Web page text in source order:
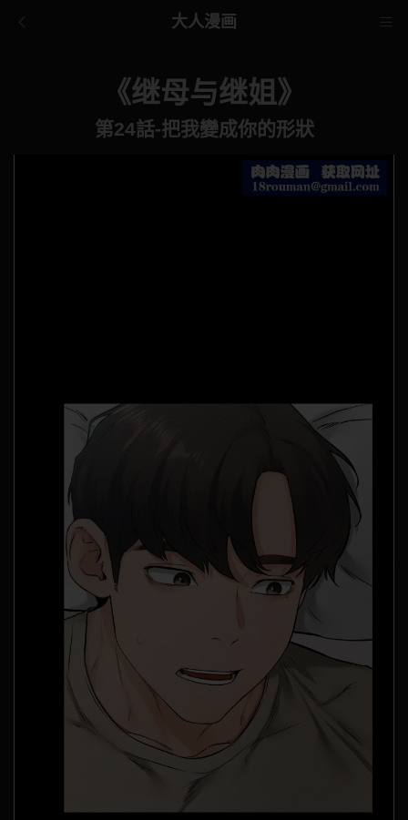
大人漫画
《继母与继姐》
第24話-把我變成你的形狀